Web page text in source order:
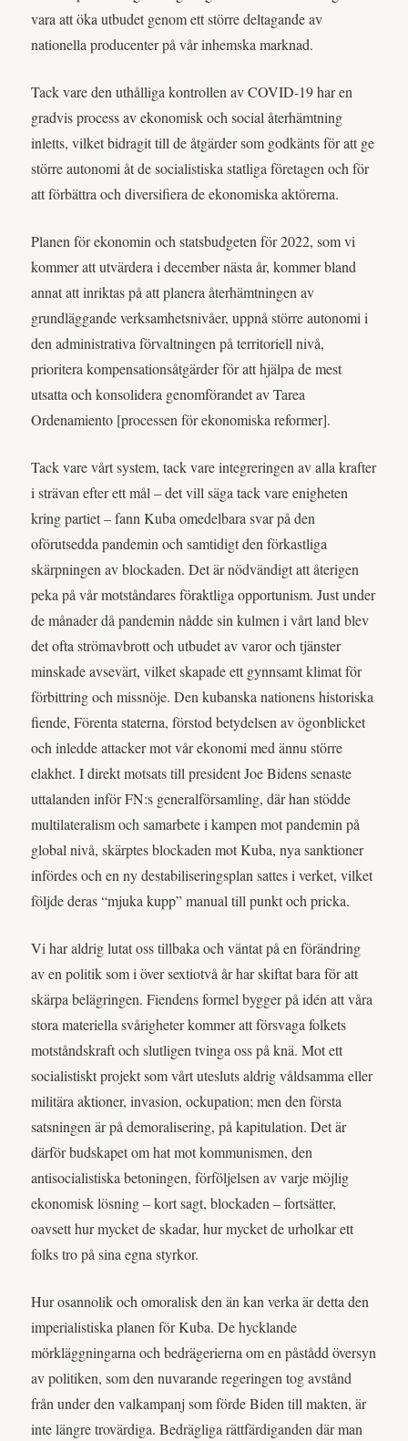
vara att öka utbudet genom ett större deltagande av
nationella producenter på vår inhemska marknad.
Tack vare den uthålliga kontrollen av COVID-19 har en
gradvis process av ekonomisk och social återhämtning
inletts, vilket bidragit till de åtgärder som godkänts för att ge
större autonomi åt de socialistiska statliga företagen och för
att förbättra och diversifiera de ekonomiska aktörerna.
Planen för ekonomin och statsbudgeten för 2022, som vi
kommer att utvärdera i december nästa år, kommer bland
annat att inriktas på att planera återhämtningen av
grundläggande verksamhetsnivåer, uppnå större autonomi i
den administrativa förvaltningen på territoriell nivå,
prioritera kompensationsåtgärder för att hjälpa de mest
utsatta och konsolidera genomförandet av Tarea
Ordenamiento [processen för ekonomiska reformer].
Tack vare vårt system, tack vare integreringen av alla krafter
i strävan efter ett mål – det vill säga tack vare enigheten
kring partiet – fann Kuba omedelbara svar på den
oförutsedda pandemin och samtidigt den förkastliga
skärpningen av blockaden. Det är nödvändigt att återigen
peka på vår motståndares föraktliga opportunism. Just under
de månader då pandemin nådde sin kulmen i vårt land blev
det ofta strömavbrott och utbudet av varor och tjänster
minskade avsevärt, vilket skapade ett gynnsamt klimat för
förbittring och missnöje. Den kubanska nationens historiska
fiende, Förenta staterna, förstod betydelsen av ögonblicket
och inledde attacker mot vår ekonomi med ännu större
elakhet. I direkt motsats till president Joe Bidens senaste
uttalanden inför FN:s generalförsamling, där han stödde
multilateralism och samarbete i kampen mot pandemin på
global nivå, skärptes blockaden mot Kuba, nya sanktioner
infördes och en ny destabiliseringsplan sattes i verket, vilket
följde deras “mjuka kupp” manual till punkt och pricka.
Vi har aldrig lutat oss tillbaka och väntat på en förändring
av en politik som i över sextiotvå år har skiftat bara för att
skärpa belägringen. Fiendens formel bygger på idén att våra
stora materiella svårigheter kommer att försvaga folkets
motståndskraft och slutligen tvinga oss på knä. Mot ett
socialistiskt projekt som vårt utesluts aldrig våldsamma eller
militära aktioner, invasion, ockupation; men den första
satsningen är på demoralisering, på kapitulation. Det är
därför budskapet om hat mot kommunismen, den
antisocialistiska betoningen, förföljelsen av varje möjlig
ekonomisk lösning – kort sagt, blockaden – fortsätter,
oavsett hur mycket de skadar, hur mycket de urholkar ett
folks tro på sina egna styrkor.
Hur osannolik och omoralisk den än kan verka är detta den
imperialistiska planen för Kuba. De hycklande
mörkläggningarna och bedrägerierna om en påstådd översyn
av politiken, som den nuvarande regeringen tog avstånd
från under den valkampanj som förde Biden till makten, är
inte längre trovärdiga. Bedrägliga rättfärdiganden där man